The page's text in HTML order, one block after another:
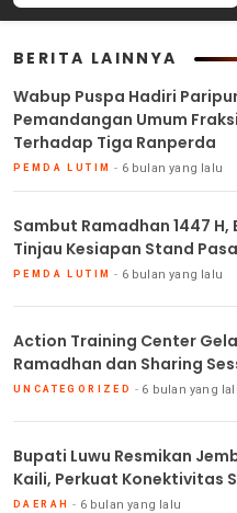
BERITA LAINNYA
Wabup Puspa Hadiri
Pemandangan Umum
Terhadap Tiga Ranperda
PEMDA LUTIM 6 bulan yang lalu
Sambut Ramadhan 1447
Tinjau Kesiapan Stand
PEMDA LUTIM 6 bulan yang lalu
Action Training Center
Ramadhan dan Sharing
UNCATEGORIZED 6 bulan yang
Bupati Luwu Resmikan
Kaili, Perkuat Konektivitas
DAERAH 6 bulan yang lalu